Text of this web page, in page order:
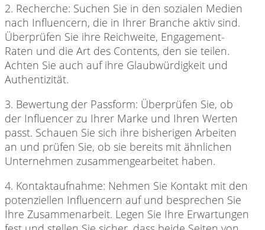
2. Recherche: Suchen Sie in den sozialen Medien
nach Influencern, die in Ihrer Branche aktiv sind.
Überprüfen Sie ihre Reichweite, Engagement-
Raten und die Art des Contents, den sie teilen.
Achten Sie auch auf ihre Glaubwürdigkeit und
Authentizität.
3. Bewertung der Passform: Überprüfen Sie, ob
der Influencer zu Ihrer Marke und Ihren Werten
passt. Schauen Sie sich ihre bisherigen Arbeiten
an und prüfen Sie, ob sie bereits mit ähnlichen
Unternehmen zusammengearbeitet haben.
4. Kontaktaufnahme: Nehmen Sie Kontakt mit den
potenziellen Influencern auf und besprechen Sie
Ihre Zusammenarbeit. Legen Sie Ihre Erwartungen